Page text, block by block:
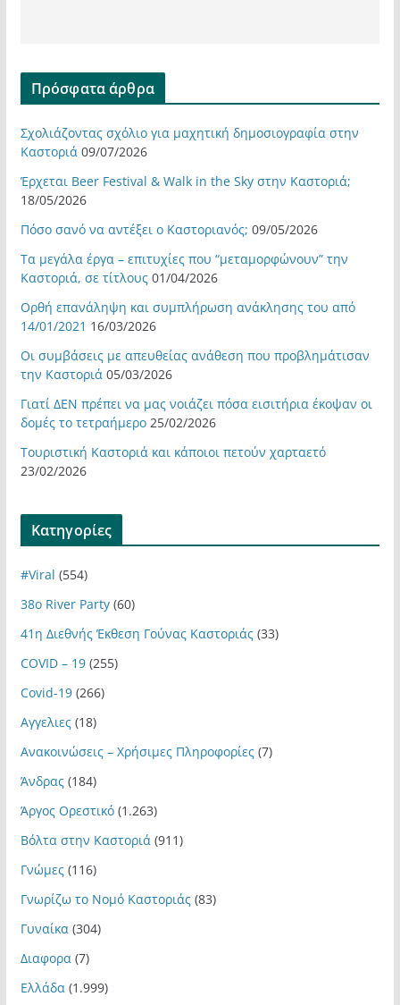
Πρόσφατα άρθρα
Σχολιάζοντας σχόλιο για μαχητική δημοσιογραφία στην
Καστοριά 09/07/2026
Έρχεται Beer Festival & Walk in the Sky στην Καστοριά;
18/05/2026
Πόσο σανό να αντέξει ο Καστοριανός; 09/05/2026
Τα μεγάλα έργα – επιτυχίες που “μεταμορφώνουν” την
Καστοριά, σε τίτλους 01/04/2026
Ορθή επανάληψη και συμπλήρωση ανάκλησης του από
14/01/2021 16/03/2026
Οι συμβάσεις με απευθείας ανάθεση που προβλημάτισαν
την Καστοριά 05/03/2026
Γιατί ΔΕΝ πρέπει να μας νοιάζει πόσα εισιτήρια έκοψαν οι
δομές το τετραήμερο 25/02/2026
Τουριστική Καστοριά και κάποιοι πετούν χαρταετό
23/02/2026
Kατηγορίες
#Viral (554)
38ο River Party(60)
41η Διεθνής Έκθεση Γούνας Καστοριάς(33)
COVID – 19(255)
Covid-19(266)
Αγγελιες(18)
Ανακοινώσεις – Χρήσιμες Πληροφορίες(7)
Άνδρας(184)
Άργος Ορεστικό(1.263)
Βόλτα στην Καστοριά (911)
Γνώμες(116)
Γνωρίζω το Νομό Καστοριάς(83)
Γυναίκα (304)
Διαφορα (7)
Ελλάδα (1.999)